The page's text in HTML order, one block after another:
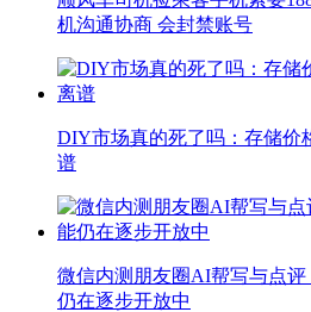
机沟通协商 会封禁账号
DIY市场真的死了吗：存储价
谱
微信内测朋友圈AI帮写与点
仍在逐步开放中